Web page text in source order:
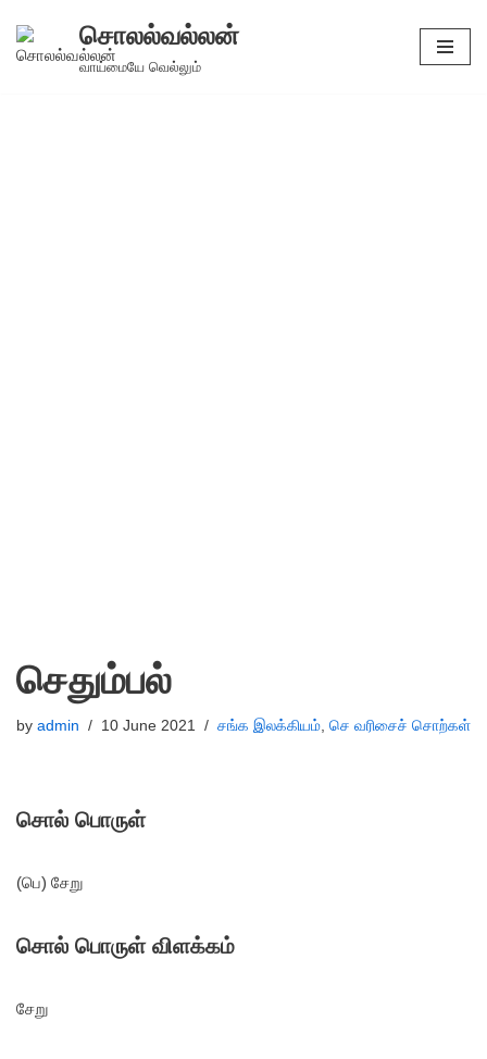
Skip
சொலல்வல்லன்
வாய்மையே வெல்லும்
செதும்பல்
by admin 10 June 2021 சங்க இலக்கியம், செ வரிசைச் சொற்கள்
சொல் பொருள்
(பெ) சேறு
சொல் பொருள் விளக்கம்
சேறு